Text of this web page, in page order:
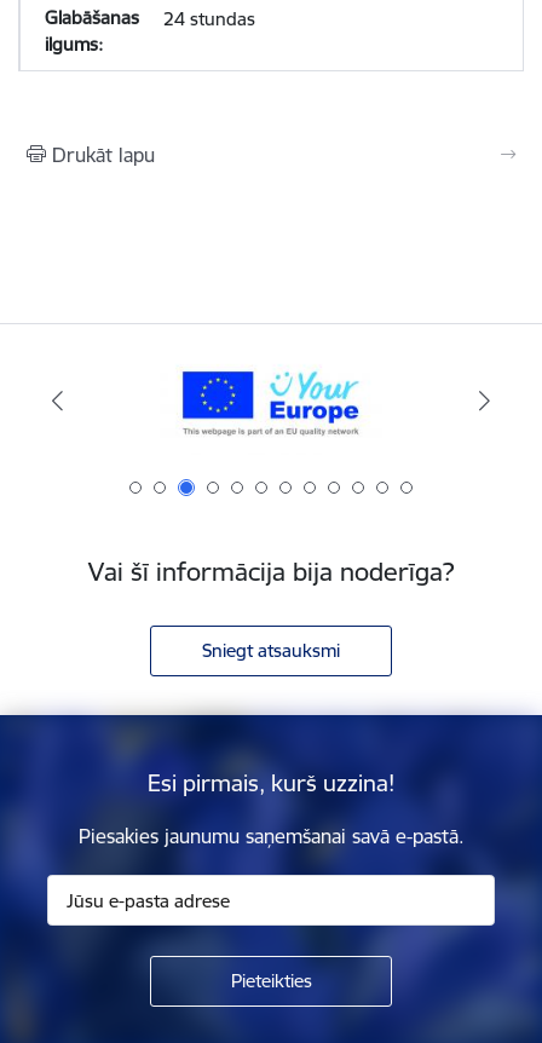
24 stundas
Drukāt lapu
Vai šī informācija bija noderīga?
Sniegt atsauksmi
Esi pirmais, kurš uzzina!
Piesakies jaunumu saņemšanai savā e-pastā.